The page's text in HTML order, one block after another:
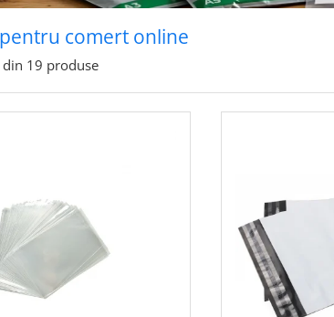
comert online
din 19 produse